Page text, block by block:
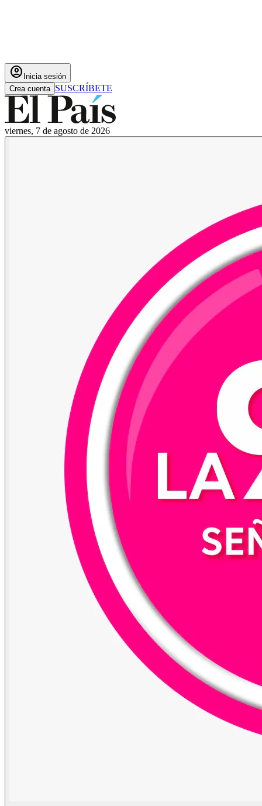
account_circle Inicia sesión
Crea cuenta SUSCRÍBETE
viernes, 7 de agosto de 2026